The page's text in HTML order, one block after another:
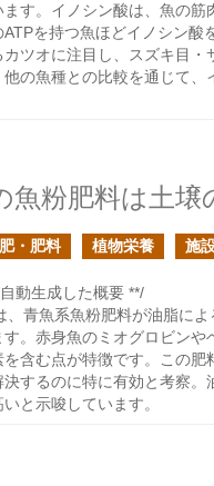
す。イノシン酸は、魚の
を持つ魚ほどイノシン
ツオに注目し、スズキ目
の魚種との比較を通じて
魚粉肥料は土
・肥料 植物栄養 施
動生成した概要 **/
、青魚系魚粉肥料が油脂に
。赤身魚のミオグロビン
含む点が特徴です。この
決するのに特に有効と考察
と示唆しています。